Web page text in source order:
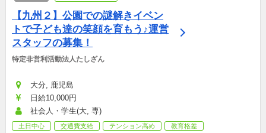
【九州２】公園での謎解きイベン
トで子ども達の笑顔を育もう♪運営
スタッフの募集！
特定非営利活動法人たしざん
大分, 鹿児島
日給10,000円
社会人・学生(大, 専)
土日中心 交通費支給 テンション高め
教育格差